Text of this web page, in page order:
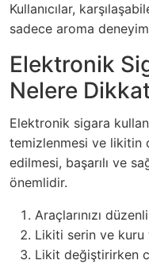
Kullanıcılar,
sadece aroma
Elektronik
Nelere
Elektronik sigara
temizlenmesi ve likitin
edilmesi, başarılı ve
önemlidir.
Araçlarınızı
Likiti serin ve kuru
Likit değiştirirken